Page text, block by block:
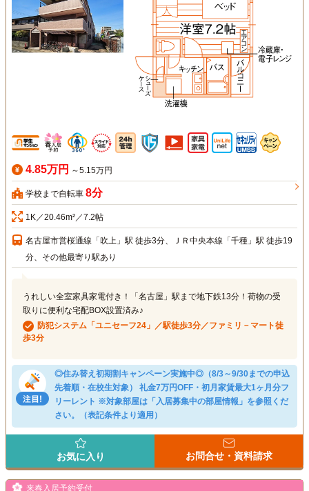
4.85万円 ～5.15万円
学校まで自転車 8分
1K／20.46m²／7.2帖
名古屋市営桜通線「吹上」駅 徒歩3分、ＪＲ中央本線「千種」駅 徒歩19
分、その他最寄り駅あり
うれしい全室家具家電付き！「名古屋」駅まで地下鉄13分！荷物の受
取りに便利な宅配BOX設置済み♪
防犯システム「ユニセーフ24」／駅徒歩3分／ファミリ－マート徒
歩3分
◎住み替え初期割キャンペーン実施中◎（8/3～9/30までの申込
先着順・在校生対象） 礼金7万円OFF・初月家賃最大1ヶ月分フ
リーレント ※対象部屋は「入居募集中の部屋情報」を参照くだ
さい。（表記条件より適用）
お気に入り お問合せ・資料請求
来春入居予約受付